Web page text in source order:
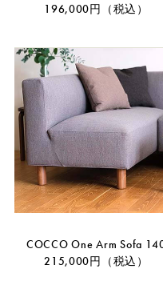
196,000円（税込）
COCCO One Arm Sofa
215,000円（税込）